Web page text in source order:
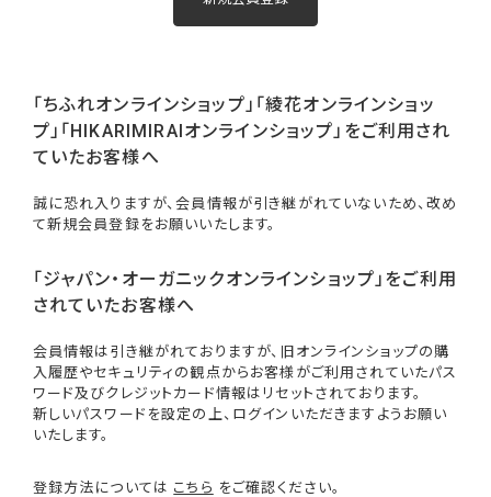
「ちふれオンラインショップ」「綾花オンラインショッ
プ」「HIKARIMIRAIオンラインショップ」をご利用され
ていたお客様へ
誠に恐れ入りますが、会員情報が引き継がれていないため、改め
て新規会員登録をお願いいたします。
「ジャパン・オーガニックオンラインショップ」をご利用
されていたお客様へ
会員情報は引き継がれておりますが、旧オンラインショップの購
入履歴やセキュリティの観点からお客様がご利用されていたパス
ワード及びクレジットカード情報はリセットされております。
新しいパスワードを設定の上、ログインいただきますようお願い
いたします。
登録方法については こちら をご確認ください。